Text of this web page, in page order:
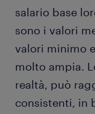
salario base
sono i valori
valori minimo
molto ampia.
realtà, può
consistenti, in